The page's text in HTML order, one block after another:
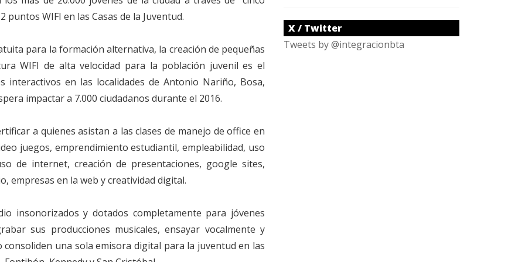
WIFI en las Casas de la Juventud.
para la formación alternativa, la creación de pequeñas
WIFI de alta velocidad para la población juvenil es el
en las localidades de Antonio Nariño, Bosa,
impactar a 7.000 ciudadanos durante el 2016.
a quienes asistan a las clases de manejo de office en
juegos, emprendimiento estudiantil, empleabilidad, uso
de internet, creación de presentaciones, google sites,
empresas en la web y creatividad digital.
insonorizados y dotados completamente para jóvenes
sus producciones musicales, ensayar vocalmente y
una sola emisora digital para la juventud en las
X / Twitter
Tweets by @integracionbta